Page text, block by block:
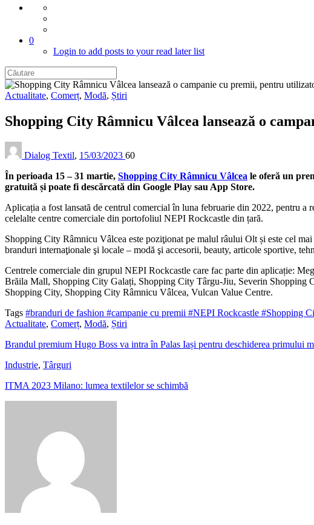
0
Login to add posts to your read later list
Actualitate, Comerț, Modă, Știri
Shopping City Râmnicu Vâlcea lansează o
Dialog Textil, 15/03/2023 60
În perioada 15 – 31 martie, Shopping City Râmnicu Vâlcea le oferă un
gratuită și poate fi descărcată din Google Play sau App Store.
Aplicația a fost lansată de centrul comercial în luna februarie din 2022, pentru
celelalte centre comerciale din portofoliul NEPI Rockcastle din țară.
Shopping City Râmnicu Vâlcea este poziţionat pe malul râului Olt și este cel
branduri internaţionale şi locale – modă şi accesorii, beauty, articole sportive,
Centrele comerciale din grupul NEPI Rockcastle care fac parte din aplicație:
Brăila Mall, Shopping City Galați, Shopping City Târgu-Jiu, Severin Shopping
Shopping City, Shopping City Râmnicu Vâlcea, Vulcan Value Centre.
Tags #branduri de fashion #campanie cu premii #NEPI Rockcastle #Shopping
Actualitate, Comerț, Modă, Știri
Brandul premium Hugo Boss va intra în Palas Iași pentru deschiderea primului
Industrie, Târguri
ITMA 2023 Milano: lumea textilelor se schimbă